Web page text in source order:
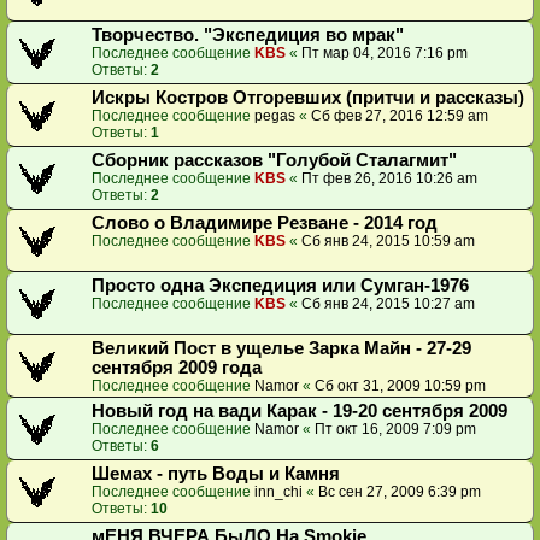
Творчество. "Экспедиция во мрак"
Последнее сообщение KBS « Пт мар 04, 2016 7:16 pm
Ответы: 2
Искры Костров Отгоревших (притчи и рассказы)
Последнее сообщение pegas « Сб фев 27, 2016 12:59 am
Ответы: 1
Сборник рассказов "Голубой Сталагмит"
Последнее сообщение KBS « Пт фев 26, 2016 10:26 am
Ответы: 2
Слово о Владимире Резване - 2014 год
Последнее сообщение KBS « Сб янв 24, 2015 10:59 am
Просто одна Экспедиция или Сумган-1976
Последнее сообщение KBS « Сб янв 24, 2015 10:27 am
Великий Пост в ущелье Зарка Майн - 27-29
сентября 2009 года
Последнее сообщение Namor « Сб окт 31, 2009 10:59 pm
Новый год на вади Карак - 19-20 сентября 2009
Последнее сообщение Namor « Пт окт 16, 2009 7:09 pm
Ответы: 6
Шемах - путь Воды и Камня
Последнее сообщение inn_chi « Вс сен 27, 2009 6:39 pm
Ответы: 10